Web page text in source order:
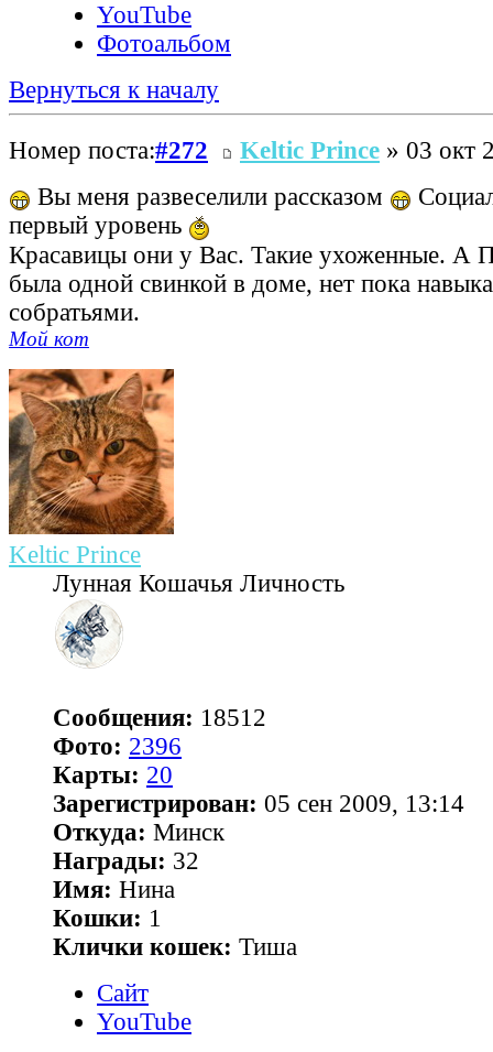
YouTube
Фотоальбом
Вернуться к началу
Номер поста:#272 Keltic Prince » 03 окт
Вы меня развеселили рассказом
первый уровень
Красавицы они у Вас. Такие ухоженные. А
была одной свинкой в доме, нет пока
собратьями.
Мой кот
Keltic Prince
Лунная Кошачья Личность
Сообщения: 18512
Фото: 2396
Карты: 20
Зарегистрирован: 05 сен 2009, 13:14
Откуда: Минск
Награды: 32
Имя: Нина
Кошки: 1
Клички кошек: Тиша
Сайт
YouTube